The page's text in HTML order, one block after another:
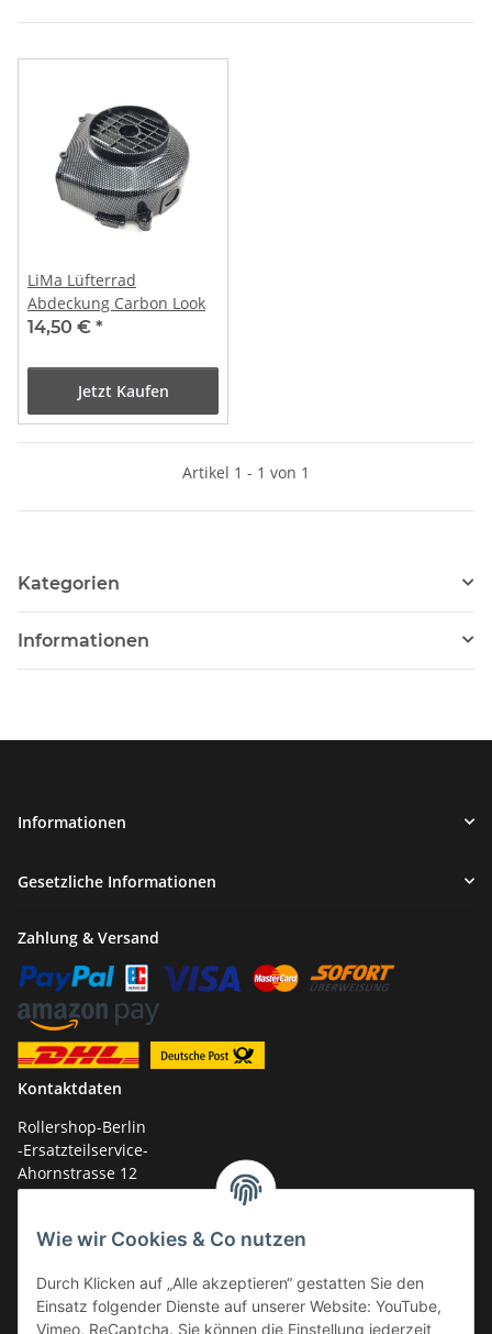
Wie wir Cookies & Co nutzen
Durch Klicken auf „Alle akzeptieren“ gestatten Sie den
Einsatz folgender Dienste auf unserer Website: YouTube,
Vimeo, ReCaptcha. Sie können die Einstellung jederzeit
LiMa Lüfterrad
Abdeckung Carbon Look
14,50 € *
Jetzt Kaufen
Artikel 1 - 1 von 1
Kategorien
Informationen
Informationen
Gesetzliche Informationen
Zahlung & Versand
Kontaktdaten
Rollershop-Berlin
-Ersatzteilservice-
Ahornstrasse 12
14959 Trebbin
Tel.: +49 (0)33731-289 975 (10-17 Uhr)